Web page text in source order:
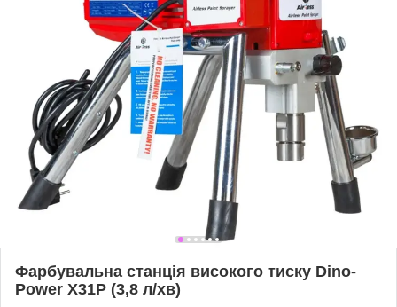
Фарбувальна станція високого тиску Dino-
Power X31P (3,8 л/хв)